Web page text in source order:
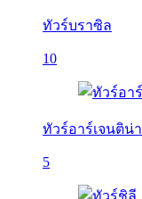
ทัวร์บราซิล
10
ทัวร์อาร์เจนติน่า
5